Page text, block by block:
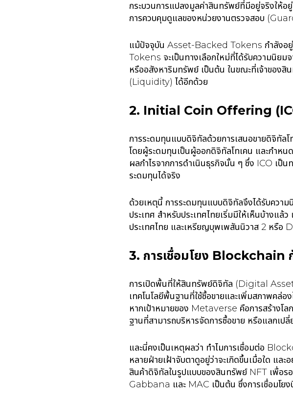
กระบวนการแปลงมูลค่าสินทรัพย์ที่มีอยู่จริงให้
การควบคุมดูแลของหน่วยงานตรวจสอบ
แม้ปัจจุบัน Asset-Backed Tokens กำลังอยู่
Tokens จะเป็นทางเลือกใหม่ที่ได้รับความนิย
หรืออสังหาริมทรัพย์ เป็นต้น ในขณะที่เจ้าของสิ
(Liquidity) ได้อีกด้วย
2. Initial Coin Offering
การระดมทุนแบบดิจิทัลด้วยการเสนอขายดิจิ
โดยผู้ระดมทุนเป็นผู้ออกดิจิทัลโทเคน และกำหน
ผลกำไรจากการดำเนินธุรกิจนั้น ๆ ซึ่ง ICO เป็น
ระดมทุนได้จริง
ด้วยเหตุนี้ การระดมทุนแบบดิจิทัลจึงได้รับควา
ประเทศ สำหรับประเทศไทยเริ่มมีให้เห็นบ้างแ
ประเทศไทย และเหรียญบุพเพสันนิวาส 2 หรื
3. การเชื่อมโยง
การเปิดพื้นที่ให้สินทรัพย์ดิจิทัล (Digital
เทคโนโลยีพื้นฐานที่ใช้ซื้อขายและเพิ่มสภาพ
หากเป้าหมายของ Metaverse คือการสร้างโล
ฐานที่สามารถบริหารจัดการซื้อขาย หรือแลกเ
และนี่คงเป็นเหตุผลว่า ทำไมการเชื่อมต่อ
หลายฝ่ายเฝ้าจับตาดูอยู่ว่าจะเกิดขึ้นเมื่อใด แล
สินค้าดิจิทัลในรูปแบบของสินทรัพย์ NFT เพื่อ
Gabbana และ MAC เป็นต้น ซึ่งการเชื่อมโย